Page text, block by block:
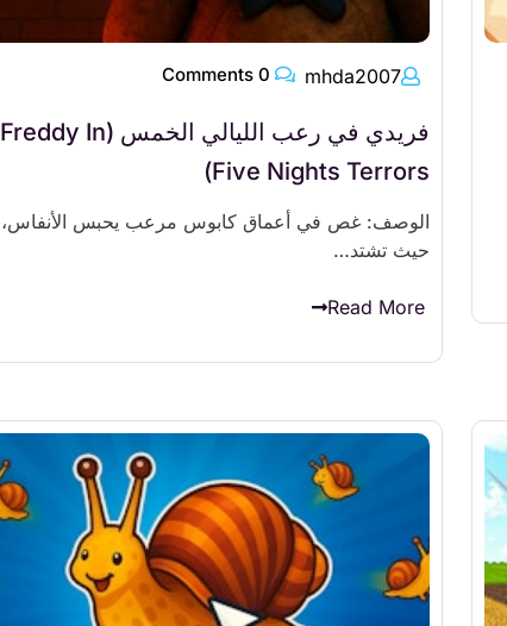
mhda2007
فريدي في رعب الليالي الخمس (Freddy In
Five Nights Terrors)
الوصف: غص في أعماق كابوس مرعب يحبس الأنفاس،
حيث تشتد…
Read More